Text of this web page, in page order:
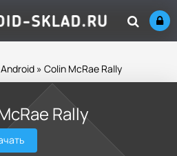
» Colin McRae Rally
Rally